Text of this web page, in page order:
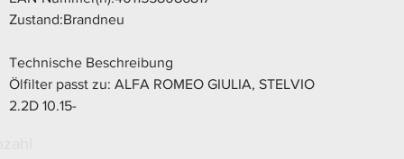
Zustand:Brandneu
Technische Beschreibung
Ölfilter passt zu: ALFA ROMEO GIULIA, STELVIO
2.2D 10.15-